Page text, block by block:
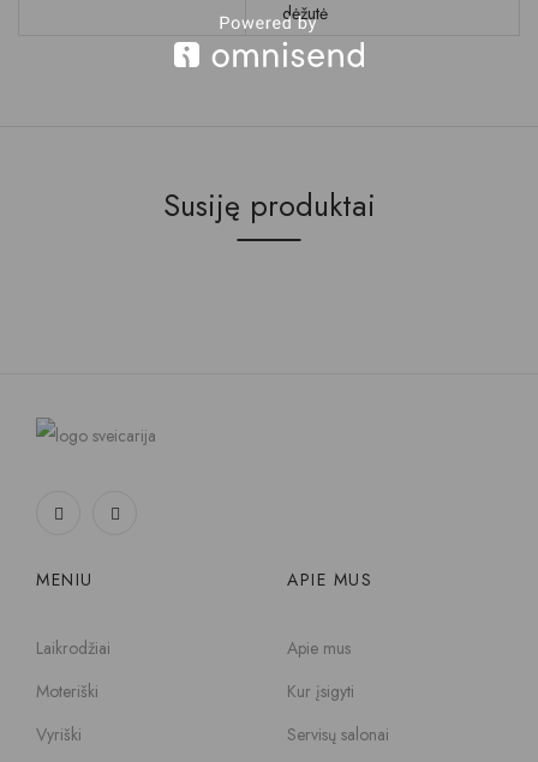
dėžutė
Susiję produktai
MENIU
Laikrodžiai
Moteriški
Vyriški
APIE MUS
Apie mus
Kur įsigyti
Servisų salonai